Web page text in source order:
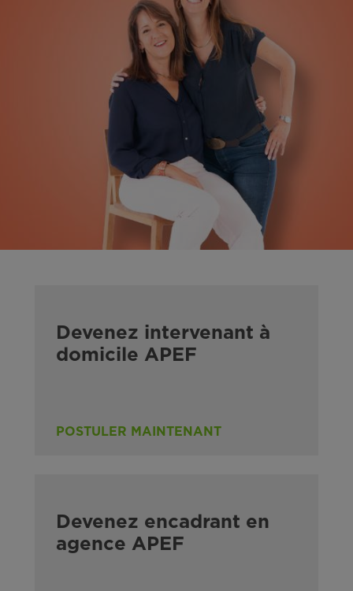
Devenez intervenant à
domicile APEF
POSTULER MAINTENANT
Devenez encadrant en
agence APEF